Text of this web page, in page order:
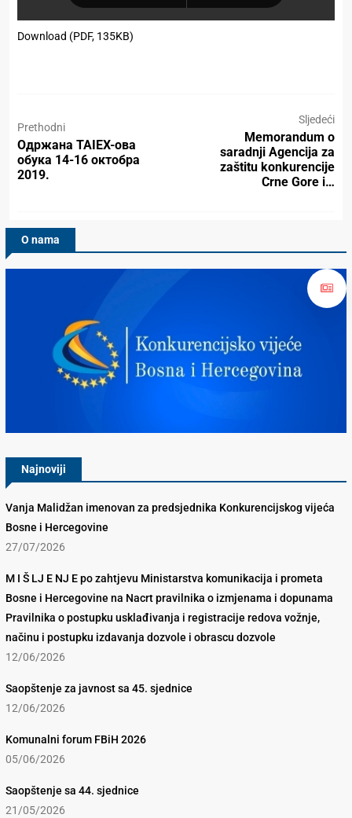
Download (PDF, 135KB)
Prethodni
Одржана TAIEX-ова
обука 14-16 октобра
2019.
Sljedeći
Memorandum o
saradnji Agencija za
zaštitu konkurencije
Crne Gore i…
O nama
Najnoviji
Vanja Malidžan imenovan za predsjednika Konkurencijskog vijeća
Bosne i Hercegovine
27/07/2026
M I Š LJ E NJ E po zahtjevu Ministarstva komunikacija i prometa
Bosne i Hercegovine na Nacrt pravilnika o izmjenama i dopunama
Pravilnika o postupku usklađivanja i registracije redova vožnje,
načinu i postupku izdavanja dozvole i obrascu dozvole
12/06/2026
Saopštenje za javnost sa 45. sjednice
12/06/2026
Komunalni forum FBiH 2026
05/06/2026
Saopštenje sa 44. sjednice
21/05/2026